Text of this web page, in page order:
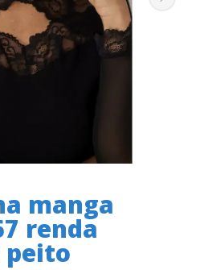
manga
renda
peito